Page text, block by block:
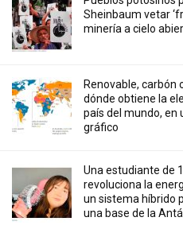
Sheinbaum vetar
minería a cielo
Renovable, carbón
dónde obtiene la
país del mundo, en
gráfico
Una estudiante de
revoluciona la
un sistema híbrido
una base de la